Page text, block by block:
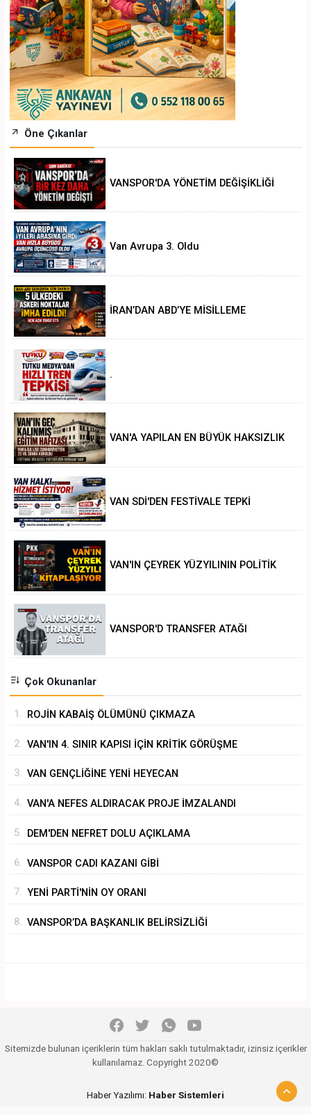
Öne Çıkanlar
VANSPOR'DA YÖNETİM DEĞİŞİKLİĞİ
Van Avrupa 3. Oldu
İRAN’DAN ABD’YE MİSİLLEME
.
VAN'A YAPILAN EN BÜYÜK HAKSIZLIK
VAN SDİ'DEN FESTİVALE TEPKİ
VAN'IN ÇEYREK YÜZYILININ POLİTİK
VANSPOR'D TRANSFER ATAĞI
Çok Okunanlar
1. ROJİN KABAİŞ ÖLÜMÜNÜ ÇIKMAZA
2. VAN'IN 4. SINIR KAPISI İÇİN KRİTİK GÖRÜŞME
3. VAN GENÇLİĞİNE YENİ HEYECAN
4. VAN'A NEFES ALDIRACAK PROJE İMZALANDI
5. DEM'DEN NEFRET DOLU AÇIKLAMA
6. VANSPOR CADI KAZANI GİBİ
7. YENİ PARTİ'NİN OY ORANI
8. VANSPOR’DA BAŞKANLIK BELİRSİZLİĞİ
Sitemizde bulunan içeriklerin tüm hakları saklı tutulmaktadır, izinsiz içerikler
kullanılamaz. Copyright 2020©
Haber Yazılımı: Haber Sistemleri